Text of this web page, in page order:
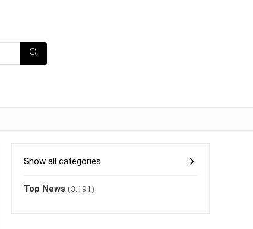
Show all categories
Top News (3.191)